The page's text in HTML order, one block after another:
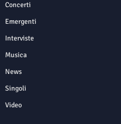
Concerti
Emergenti
Interviste
Musica
News
Singoli
Video